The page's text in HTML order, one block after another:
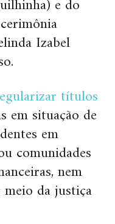
e do
Izabel
títulos
em situação de
em
comunidades
nem
da justiça